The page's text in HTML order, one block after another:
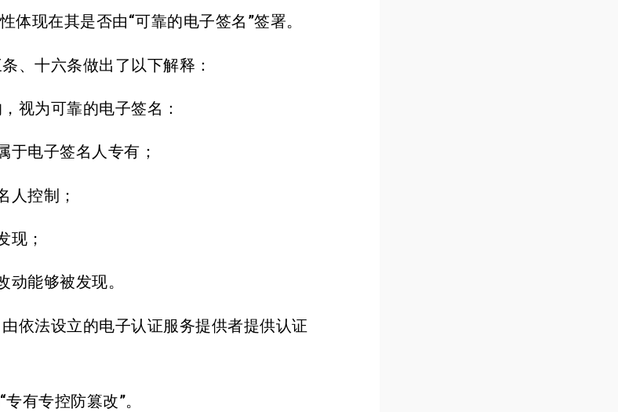
体现在其是否由“可靠的电子签名”签署。
、十六条做出了以下解释：
视为可靠的电子签名：
于电子签名人专有；
人控制；
现；
能够被发现。
依法设立的电子认证服务提供者提供认证
有专控防篡改”。